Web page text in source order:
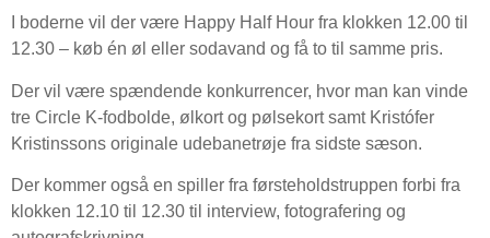
I boderne vil der være Happy Half Hour fra klokken 12.00 til
12.30 – køb én øl eller sodavand og få to til samme pris.
Der vil være spændende konkurrencer, hvor man kan vinde
tre Circle K-fodbolde, ølkort og pølsekort samt Kristófer
Kristinssons originale udebanetrøje fra sidste sæson.
Der kommer også en spiller fra førsteholdstruppen forbi fra
klokken 12.10 til 12.30 til interview, fotografering og